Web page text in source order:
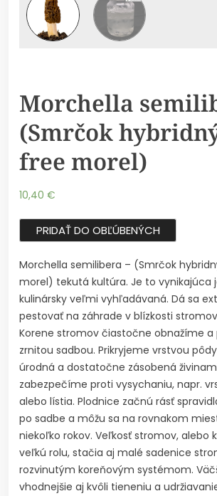
Morchella
(Smrčok
free morel)
10,40 €
PRIDAŤ DO OBĽÚBENÝCH
Morchella semilibera – (Smrčok
morel) tekutá kultúra. Je to vynikajúca
kulinársky veľmi vyhľadávaná. Dá sa
pestovať na záhrade v blízkosti
Korene stromov čiastočne obnažíme a
zrnitou sadbou. Prikryjeme vrstvou
úrodná a dostatočne zásobená
zabezpečíme proti vysychaniu, napr.
alebo lístia. Plodnice začnú rásť
po sadbe a môžu sa na rovnakom
niekoľko rokov. Veľkosť stromov, alebo
veľkú rolu, stačia aj malé sadenice
rozvinutým koreňovým systémom.
vhodnejšie aj kvôli tieneniu a